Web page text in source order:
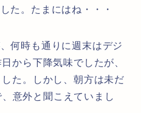
た。たまにはね・・・
何時も通りに週末はデジ
から下降気味でしたが、
た。しかし、朝方は未だ
意外と聞こえていまし